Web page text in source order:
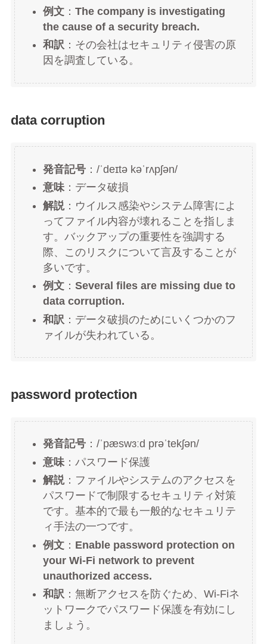
例文： The company is investigating
the cause of a security breach.
和訳 ：その会社はセキュリティ侵害の原
因を調査している。
data corruption
発音記号：/ˈdeɪtə kəˈrʌpʃən/
意味：データ破損
解説：ウイルス感染やシステム障害によ
ってファイル内容が壊れることを指しま
す。バックアップの重要性を強調する
際、このリスクについて言及することが
多いです。
例文： Several files are missing due to
data corruption.
和訳 ：データ破損のためにいくつかのフ
ァイルが失われている。
password protection
発音記号：/ˈpæswɜːd prəˈtekʃən/
意味：パスワード保護
解説：ファイルやシステムのアクセスを
パスワードで制限するセキュリティ対策
です。基本的で最も一般的なセキュリテ
ィ手法の一つです。
例文： Enable password protection on
your Wi-Fi network to prevent
unauthorized access.
和訳 ：無断アクセスを防ぐため、Wi-Fiネ
ットワークでパスワード保護を有効にし
ましょう。